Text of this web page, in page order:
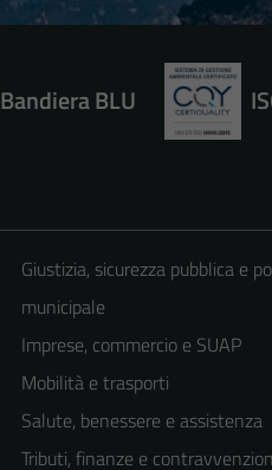
Bandiera BLU
Giustizia, sicurezza pubblica e
municipale
Imprese, commercio e SUAP
Mobilità e trasporti
Salute, benessere e assistenza
Tributi, finanze e